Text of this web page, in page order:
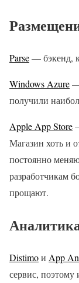
Parse— бэкенд,
Windows Azure—
получили
Apple App Store
Магазин хоть и
постоянно
разработчикам
прощают.
Distimoи App
сервис,